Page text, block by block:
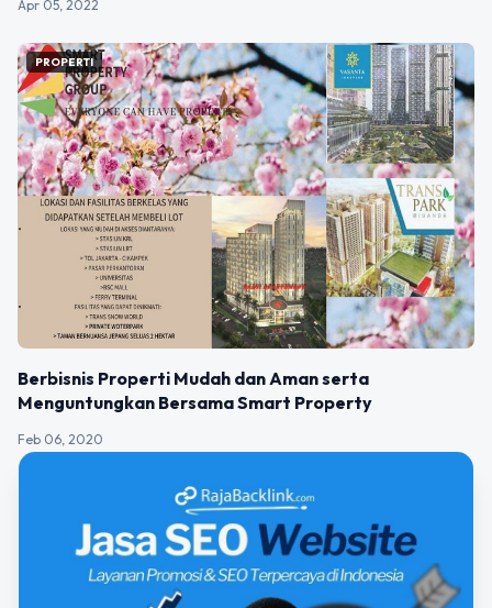
Apr 05, 2022
PROPERTI
Berbisnis Properti Mudah dan Aman serta
Menguntungkan Bersama Smart Property
Feb 06, 2020